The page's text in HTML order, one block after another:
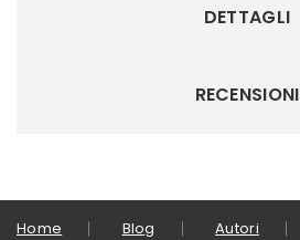
DETTAGLI
RECENSIONI
Home Blog Autori